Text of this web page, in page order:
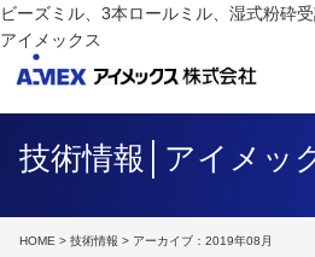
ビーズミル、3本ロールミル、湿式粉砕
アイメックス
技術情報│アイメッ
HOME > 技術情報 > アーカイブ：2019年08月